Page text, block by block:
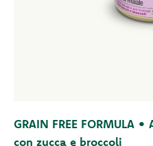
GRAIN FREE FORMULA
con zucca e broccoli